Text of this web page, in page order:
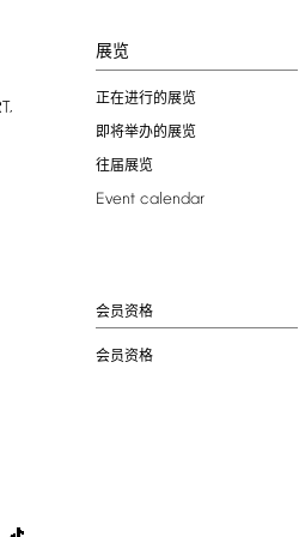
展览
正在进行的展览
即将举办的展览
往届展览
Event calendar
会员资格
会员资格